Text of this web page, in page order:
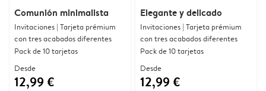
Comunión minimalista
Invitaciones | Tarjeta prémium
con tres acabados diferentes
Pack de 10 tarjetas
Desde
12,99 €
Elegante y delicado
Invitaciones | Tarjeta prémium
con tres acabados diferentes
Pack de 10 tarjetas
Desde
12,99 €